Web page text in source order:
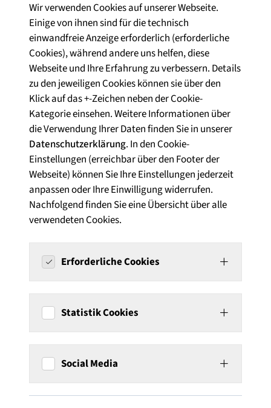
Wir verwenden Cookies auf unserer Webseite.
Einige von ihnen sind für die technisch
einwandfreie Anzeige erforderlich (erforderliche
Cookies), während andere uns helfen, diese
Webseite und Ihre Erfahrung zu verbessern. Details
zu den jeweiligen Cookies können sie über den
Klick auf das +-Zeichen neben der Cookie-
Kategorie einsehen. Weitere Informationen über
die Verwendung Ihrer Daten finden Sie in unserer
Datenschutzerklärung. In den Cookie-
Einstellungen (erreichbar über den Footer der
Webseite) können Sie Ihre Einstellungen jederzeit
anpassen oder Ihre Einwilligung widerrufen.
Nachfolgend finden Sie eine Übersicht über alle
verwendeten Cookies.
Erforderliche Cookies
Statistik Cookies
Social Media